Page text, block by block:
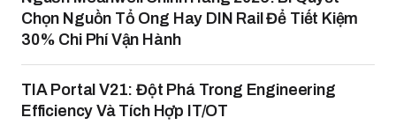
Chọn Nguồn Tổ Ong Hay DIN Rail Để Tiết Kiệm
30% Chi Phí Vận Hành
TIA Portal V21: Đột Phá Trong Engineering
Efficiency Và Tích Hợp IT/OT